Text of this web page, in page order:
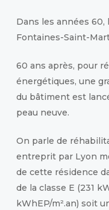
Dans les années 60,
Fontaines-Saint-
60 ans après, pour
énergétiques, une
du bâtiment est
peau neuve.
On parle de
entreprit par Lyon
de cette résidence
de la classe E (231
kWhEP/m².an) soit